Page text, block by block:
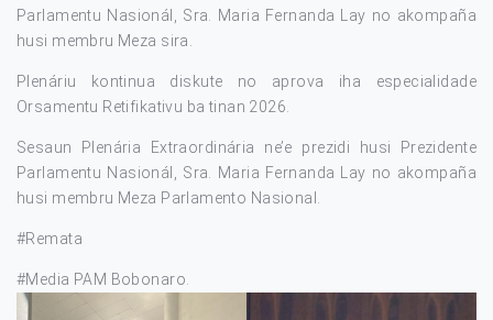
Parlamentu Nasionál, Sra. Maria Fernanda Lay no akompaña
husi membru Meza sira.
Plenáriu kontinua diskute no aprova iha especialidade
Orsamentu Retifikativu ba tinan 2026.
Sesaun Plenária Extraordinária ne’e prezidi husi Prezidente
Parlamentu Nasionál, Sra. Maria Fernanda Lay no akompaña
husi membru Meza Parlamento Nasional.
#Remata
#Media PAM Bobonaro.